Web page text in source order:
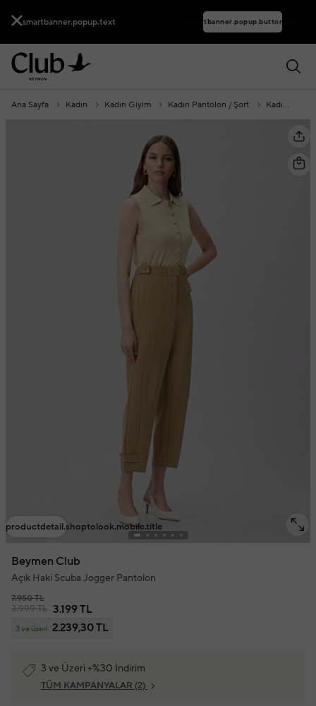
smartbanner.popup.text smartbanner.popup.buttontext
Ana Sayfa Kadın Kadın Giyim Kadın Pantolon / Şort Kadın Pantolon
productdetail.shoptolook.mobile.title
Beymen Club
Açık Haki Scuba Jogger Pantolon
7.950 TL
3.999 TL 3.199 TL
3 ve üzeri 2.239,30 TL
3 ve Üzeri +%30 İndirim
TÜM KAMPANYALAR (2)